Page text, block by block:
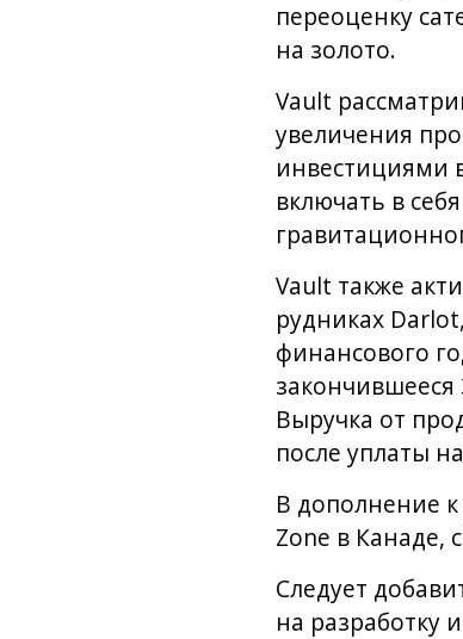
переоценку
на золото.
Vault
увеличения
инвестициями
включать в
Vault также
рудниках
финансового
закончившееся
Выручка от
после уплаты
В дополнение к
Zone в
Следует
на разработку